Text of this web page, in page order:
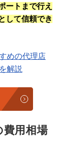
ートまで行え
して信頼でき
めの代理店
解説
用相場